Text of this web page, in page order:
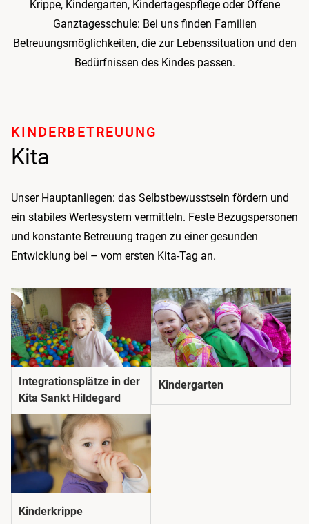
Krippe, Kindergarten, Kindertagespflege oder Offene
Ganztagesschule: Bei uns finden Familien
Betreuungsmöglichkeiten, die zur Lebenssituation und den
Bedürfnissen des Kindes passen.
Kita
KINDER­BETREUUNG
Unser Hauptanliegen: das Selbst­bewusstsein fördern und
ein stabiles Werte­system vermitteln. Feste Bezugs­personen
und konstante Betreuung tragen zu einer gesunden
Entwicklung bei – vom ersten Kita-Tag an.
Integrationsplätze in der
Kita Sankt Hildegard
Kindergarten
Kinderkrippe